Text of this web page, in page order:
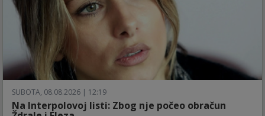
SUBOTA, 08.08.2026 | 12:19
Na Interpolovoj listi: Zbog nje počeo obračun